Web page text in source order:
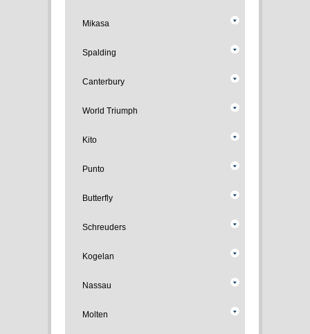
Mikasa
Spalding
Canterbury
World Triumph
Kito
Punto
Butterfly
Schreuders
Kogelan
Nassau
Molten